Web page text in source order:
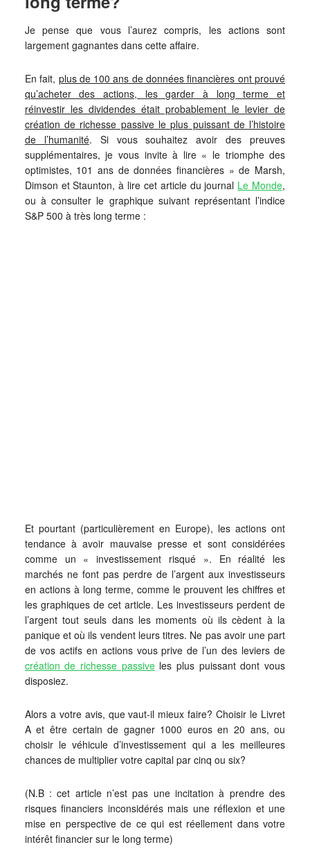
Je pense que vous l’aurez compris, les actions sont
largement gagnantes dans cette affaire.
En fait, plus de 100 ans de données financières ont prouvé
qu’acheter des actions, les garder à long terme et
réinvestir les dividendes était probablement le levier de
création de richesse passive le plus puissant de l’histoire
de l’humanité. Si vous souhaitez avoir des preuves
supplémentaires, je vous invite à lire « le triomphe des
optimistes, 101 ans de données financières » de Marsh,
Dimson et Staunton, à lire cet article du journal Le Monde,
ou à consulter le graphique suivant représentant l’indice
S&P 500 à très long terme :
Et pourtant (particulièrement en Europe), les actions ont
tendance à avoir mauvaise presse et sont considérées
comme un « investissement risqué ». En réalité les
marchés ne font pas perdre de l’argent aux investisseurs
en actions à long terme, comme le prouvent les chiffres et
les graphiques de cet article. Les investisseurs perdent de
l’argent tout seuls dans les moments où ils cèdent à la
panique et où ils vendent leurs titres. Ne pas avoir une part
de vos actifs en actions vous prive de l’un des leviers de
création de richesse passiveles plus puissant dont vous
disposiez.
Alors a votre avis, que vaut-il mieux faire? Choisir le Livret
A et être certain de gagner 1000 euros en 20 ans, ou
choisir le véhicule d’investissement qui a les meilleures
chances de multiplier votre capital par cinq ou six?
(N.B : cet article n’est pas une incitation à prendre des
risques financiers inconsidérés mais une réflexion et une
mise en perspective de ce qui est réellement dans votre
intérêt financier sur le long terme)